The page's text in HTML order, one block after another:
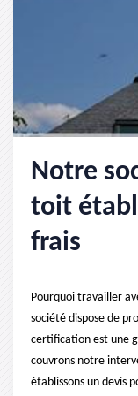
Notre
toit
frais
Pourquoi travailler
société dispose de
certification est une
couvrons notre
établissons un devis